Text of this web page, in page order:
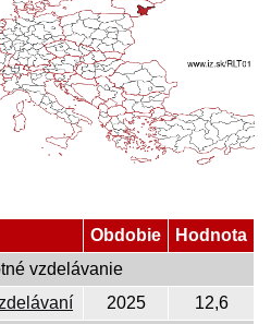
Obdobie
Hodnota
vzdelávanie
2025
12,6